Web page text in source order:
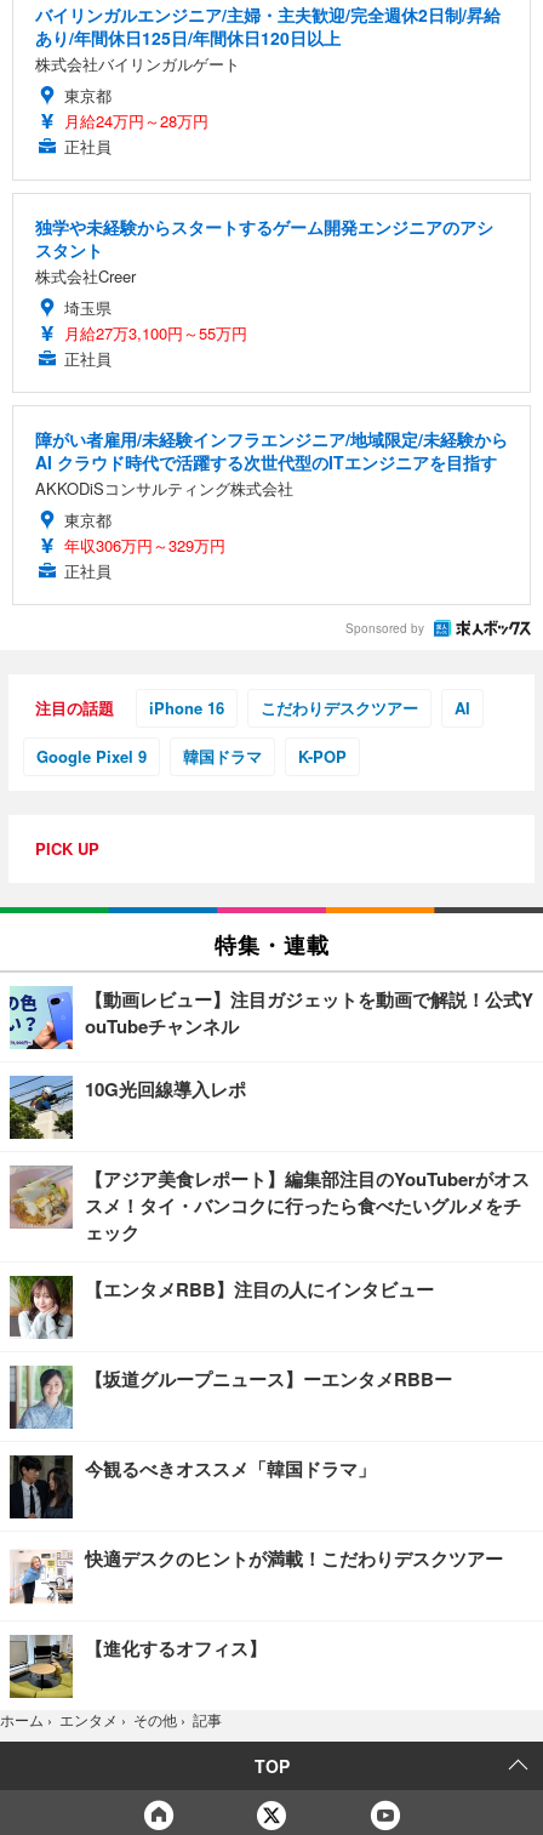
バイリンガルエンジニア/主婦・主夫歓迎/完全週休2日制/昇給
あり/年間休日125日/年間休日120日以上
株式会社バイリンガルゲート
東京都
月給24万円～28万円
正社員
独学や未経験からスタートするゲーム開発エンジニアのアシ
スタント
株式会社Creer
埼玉県
月給27万3,100円～55万円
正社員
障がい者雇用/未経験インフラエンジニア/地域限定/未経験から
AI クラウド時代で活躍する次世代型のITエンジニアを目指す
AKKODiSコンサルティング株式会社
東京都
年収306万円～329万円
正社員
Sponsored by
注目の話題 iPhone 16 こだわりデスクツアー AI
Google Pixel 9 韓国ドラマ K-POP
PICK UP
特集・連載
【動画レビュー】注目ガジェットを動画で解説！公式Y
ouTubeチャンネル
10G光回線導入レポ
【アジア美食レポート】編集部注目のYouTuberがオス
スメ！タイ・バンコクに行ったら食べたいグルメをチ
ェック
【エンタメRBB】注目の人にインタビュー
【坂道グループニュース】ーエンタメRBBー
今観るべきオススメ「韓国ドラマ」
快適デスクのヒントが満載！こだわりデスクツアー
【進化するオフィス】
ホーム › エンタメ › その他 › 記事
TOP